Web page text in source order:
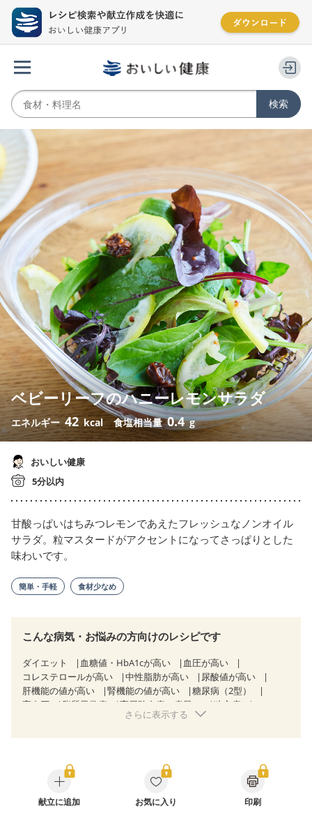
ベビーリーフのハニーレモンサラダ
エネルギー42 kcal 食塩相当量0.4 g
おいしい健康
5分以内
甘酸っぱいはちみつレモンであえたフレッシュなノンオイル
サラダ。粒マスタードがアクセントになってさっぱりとした
味わいです。
簡単・手軽 食材少なめ
こんな病気・お悩みの方向けのレシピです
ダイエット 血糖値・HbA1cが高い
血圧が高い
コレステロールが高い
中性脂肪が高い
尿酸値が高い
肝機能の値が高い
腎機能の値が高い
糖尿病（2型）
高血圧
脂質異常症 高尿酸血症（痛風）
狭心症
心不全
胃ポリープ
CKD（ステージ１）
CKD（ステージ２）
CKD（ステージ３a）
乳がん（抗がん剤治療中）
乳がん（ホルモン療法中）
乳がん（放射線治療中）
さらに表示する
献立に追加 お気に入り 印刷